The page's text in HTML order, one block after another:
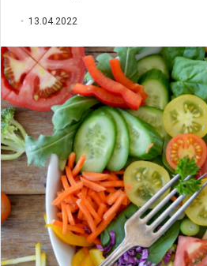
13.04.2022